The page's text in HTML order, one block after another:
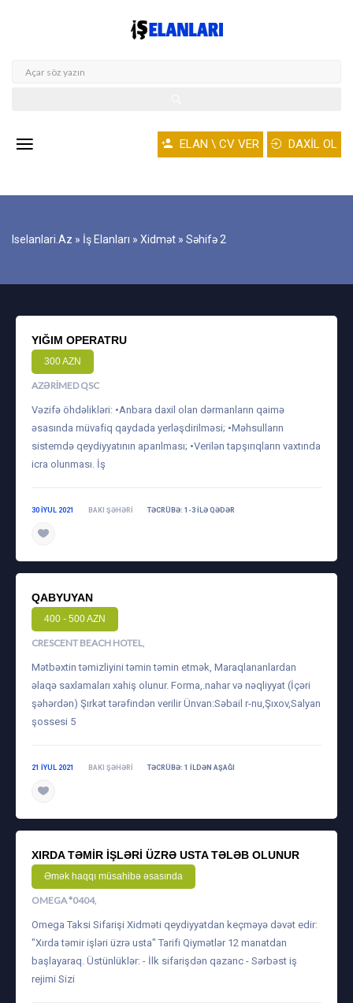
ELAN \ CV VER DAXİL OL
Iselanlari.az » İş Elanları » Xidmət » Səhifə 2
YIĞIM OPERATRU
300 AZN
AZƏRIMED QSC
Vəzifə öhdəlikləri: •Anbara daxil olan dərmanların qaimə
əsasında müvafiq qaydada yerləşdirilməsi; •Məhsulların
sistemdə qeydiyyatının aparılması; •Verilən tapşırıqların vaxtında
icra olunması. İş
30 IYUL 2021 BAKI ŞƏHƏRI TƏCRÜBƏ: 1-3 ILƏ QƏDƏR
QABYUYAN
400 - 500 AZN
CRESCENT BEACH HOTEL,
Mətbəxtin təmizliyini təmin təmin etmək, Maraqlananlardan
əlaqə saxlamaları xahiş olunur. Forma,.nahar və nəqliyyat (İçəri
şəhərdən) Şırkət tərəfindən verilir Ünvan:Səbail r-nu,Şıxov,Salyan
şossesi 5
21 IYUL 2021 BAKI ŞƏHƏRI TƏCRÜBƏ: 1 ILDƏN AŞAĞI
XIRDA TƏMIR IŞLƏRI ÜZRƏ USTA TƏLƏB OLUNUR
Əmək haqqı müsahibə əsasında
OMEGA *0404,
Omega Taksi Sifarişi Xidməti qeydiyyatdan keçməyə dəvət edir:
"Xırda təmir işləri üzrə usta" Tarifi Qiymətlər 12 manatdan
başlayaraq. Üstünlüklər: - İlk sifarişdən qazanc - Sərbəst iş
rejimi Sizi